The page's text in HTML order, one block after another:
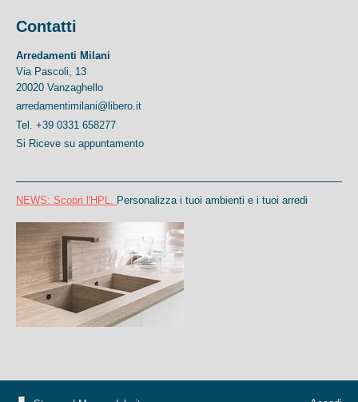
Contatti
Arredamenti Milani
Via Pascoli, 13
20020 Vanzaghello
arredamentimilani@libero.it
Tel. +39 0331 658277
Si Riceve su appuntamento
NEWS: Scopri l'HPL. Personalizza i tuoi ambienti e i tuoi arredi